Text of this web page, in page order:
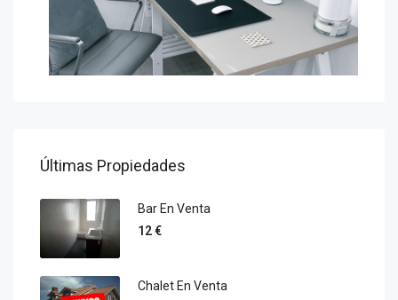
Últimas Propiedades
Bar En Venta
12 €
Chalet En Venta